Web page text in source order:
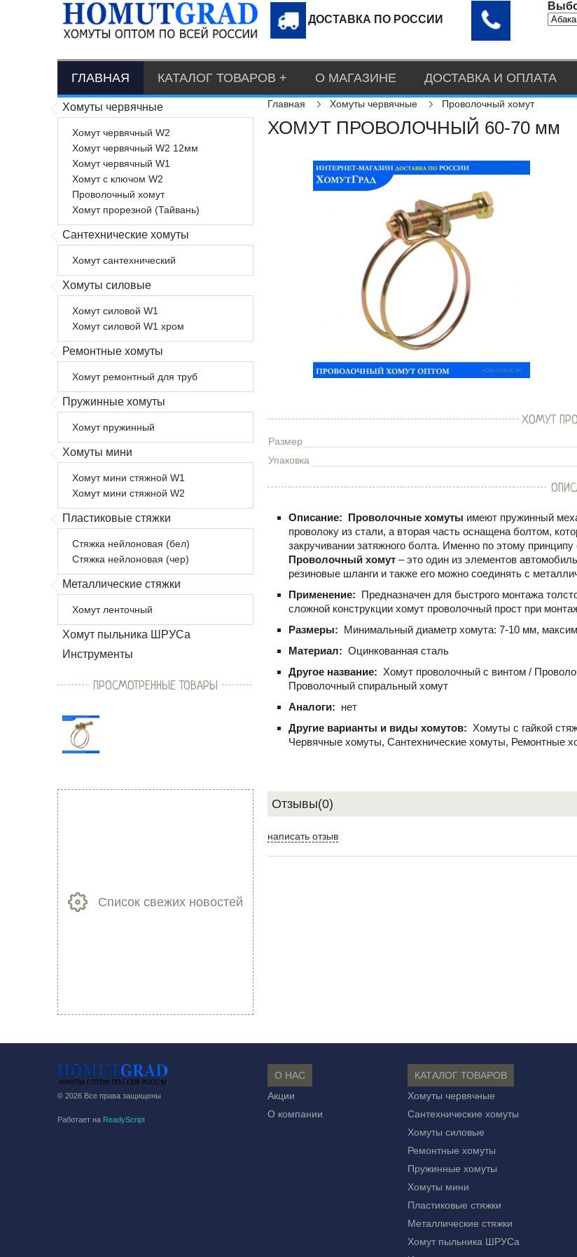
ДОСТАВКА ПО РОССИИ
ГЛАВНАЯ КАТАЛОГ ТОВАРОВ О МАГАЗИНЕ ДОСТАВКА И ОПЛАТА
Хомуты червячные
Хомут червячный W2
Хомут червячный W2 12мм
Хомут червячный W1
Хомут с ключом W2
Проволочный хомут
Хомут прорезной (Тайвань)
Сантехнические хомуты
Хомут сантехнический
Хомуты силовые
Хомут силовой W1
Хомут силовой W1 хром
Ремонтные хомуты
Хомут ремонтный для труб
Пружинные хомуты
Хомут пружинный
Хомуты мини
Хомут мини стяжной W1
Хомут мини стяжной W2
Пластиковые стяжки
Стяжка нейлоновая (бел)
Стяжка нейлоновая (чер)
Металлические стяжки
Хомут ленточный
Хомут пыльника ШРУСа
Инструменты
Главная Хомуты червячные Проволочный хомут
ХОМУТ ПРОВОЛОЧНЫЙ 60-70 мм
ХОМУТ
Размер
Упаковка
Описание: Проволочные хомуты имеют пружинный
проволоку из стали, а вторая часть оснащена болтом,
закручивании затяжного болта. Именно по этому
Проволочный хомут – это один из элементов
резиновые шланги и также его можно соединять с
Применение: Предназначен для быстрого монтажа
сложной конструкции хомут проволочный прост при
Размеры: Минимальный диаметр хомута: 7-10 мм,
Материал: Оцинкованная сталь
Другое название: Хомут проволочный с винтом /
Проволочный спиральный хомут
Аналоги: нет
Другие варианты и виды хомутов: Хомуты с гайкой
Червячные хомуты, Сантехнические хомуты, Ремонтные
Отзывы(0)
написать отзыв
ПРОСМОТРЕННЫЕ ТОВАРЫ
Список свежих новостей
© 2026 Все права защищены
Работает на ReadyScript
О НАС
Акции
О компании
КАТАЛОГ ТОВАРОВ
Хомуты червячные
Сантехнические хомуты
Хомуты силовые
Ремонтные хомуты
Пружинные хомуты
Хомуты мини
Пластиковые стяжки
Металлические стяжки
Хомут пыльника ШРУСа